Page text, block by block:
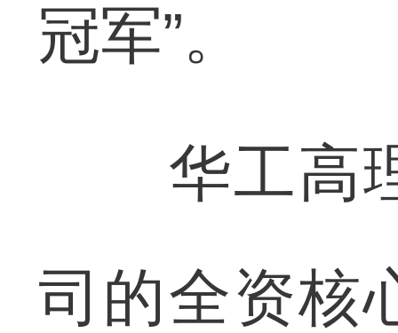
冠军”。
华工高理
司的全资核